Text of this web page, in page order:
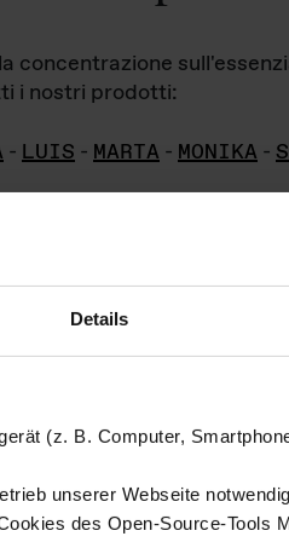
Details
(z. B. Computer,
unserer Webseite
des Open-Source-Tools
concentrazione
i nostri prodotti:
- LUIS - MARTA - MONIKA -
di
sono detenuti da